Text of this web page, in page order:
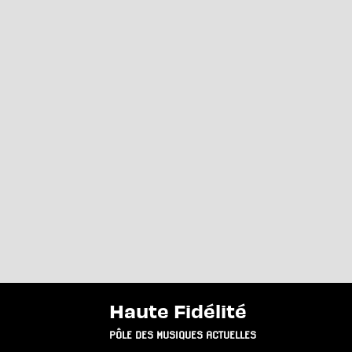
Haute Fidélité
PÔLE DES MUSIQUES ACTUELLES